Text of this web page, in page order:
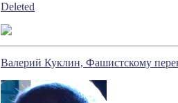
Deleted
Валерий Куклин, Фашистскому